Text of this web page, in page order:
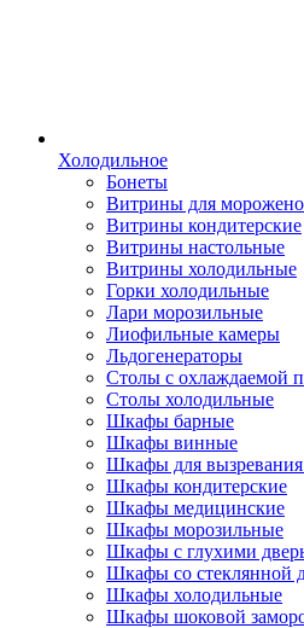
Холодильное
Бонеты
Витрины для
Витрины кондитерские
Витрины настольные
Витрины холодильные
Горки холодильные
Лари морозильные
Лиофильные камеры
Льдогенераторы
Столы с охлаждаемой
Столы холодильные
Шкафы барные
Шкафы винные
Шкафы для вызревания
Шкафы кондитерские
Шкафы медицинские
Шкафы морозильные
Шкафы с глухими
Шкафы со стеклянной
Шкафы холодильные
Шкафы шоковой